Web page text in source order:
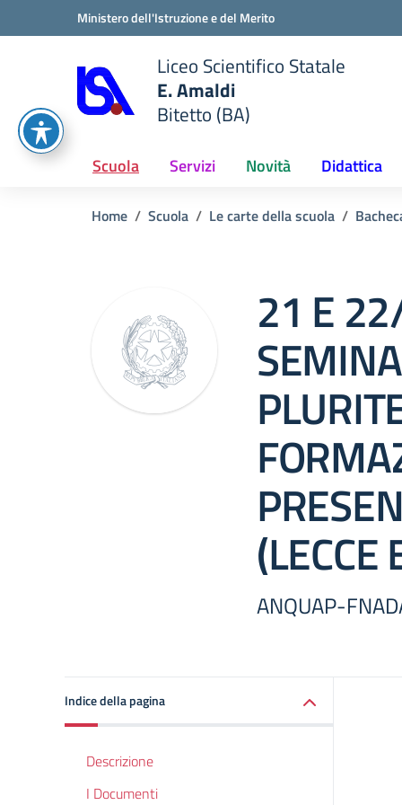
Vai ai contenuti
Vai al menu di navigazioneMinistero dell'Istruzione e del Merito
scuola
Liceo Scientifico Statale
E. Amaldi
Bitetto (BA)
Scuola Servizi Novità Didattica
Home Scuola Le carte della scuola
21 E
(LECCE
ANQUAP-
Indice della pagina
Descrizione
I Documenti